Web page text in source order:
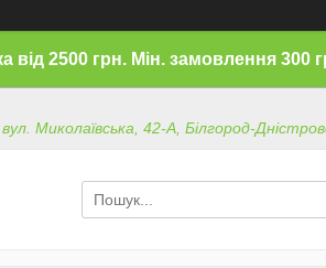
від 2500 грн. Мін. замовлення 300
вул. Миколаївська, 42-А, Білгород-